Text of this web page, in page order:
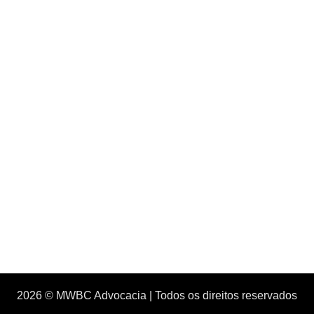
2026 © MWBC Advocacia | Todos os direitos reservados